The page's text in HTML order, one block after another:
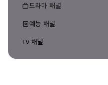
드라마 채널
예능 채널
TV 채널